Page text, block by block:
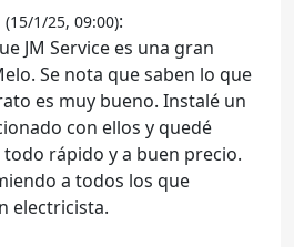
(15/1/25, 09:00):
JM Service es una gran
Se nota que saben lo que
es muy bueno. Instalé un
con ellos y quedé
rápido y a buen precio.
a todos los que
electricista.